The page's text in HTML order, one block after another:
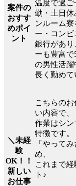
案件の
おすす
めポイ
ント
温度で過ご
勤・土日休
ンルーム
ー・コンビ
銀行があり
ーも豊富で
の男性活躍
長く勤めて
＼未経
験
OK！！
新しい
お仕事
こちらの
い内容で、
作業はシ
特徴です。
「やって
め、
これまで
ト♪